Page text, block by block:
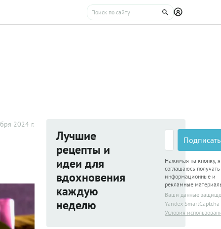
2024 г.
Лучшие
рецепты и
идеи для
вдохновения
каждую
неделю
Нажимая на кнопку, я
соглашаюсь получать
информационные и
рекламные
Ваши данные
Yandex SmartCaptcha
Условия